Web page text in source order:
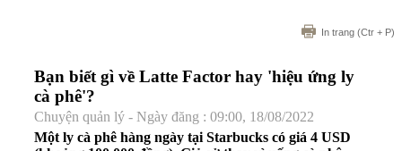
In trang (Ctr + P)
Bạn biết gì về Latte Factor hay 'hiệu ứng ly
cà phê'?
Chuyện quản lý - Ngày đăng : 09:00, 18/08/2022
Một ly cà phê hàng ngày tại Starbucks có giá 4 USD